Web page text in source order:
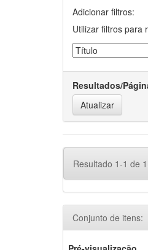
Adicionar filtros:
Utilizar filtros para
Resultados/
Resultado 1-1 de
Conjunto de itens: